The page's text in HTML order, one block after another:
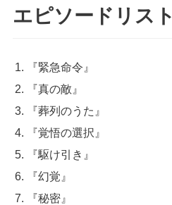
エピソードリスト
『緊急命令』
『真の敵』
『葬列のうた』
『覚悟の選択』
『駆け引き』
『幻覚』
『秘密』